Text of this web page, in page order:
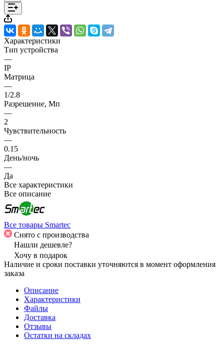
Характеристики
Тип устройства
—
IP
Матрица
—
1/2.8
Разрешение, Мп
—
2
Чувствительность
—
0.15
День/ночь
—
Да
Все характеристики
Все описание
Все товары Smartec
Снято с производства
Нашли дешевле?
Хочу в подарок
Наличие и сроки поставки уточняются в момент оформления
заказа
Описание
Характеристики
Файлы
Доставка
Отзывы
Остатки на складах